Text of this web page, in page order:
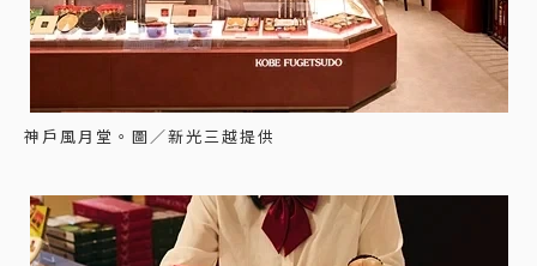
神戶風月堂。圖／新光三越提供